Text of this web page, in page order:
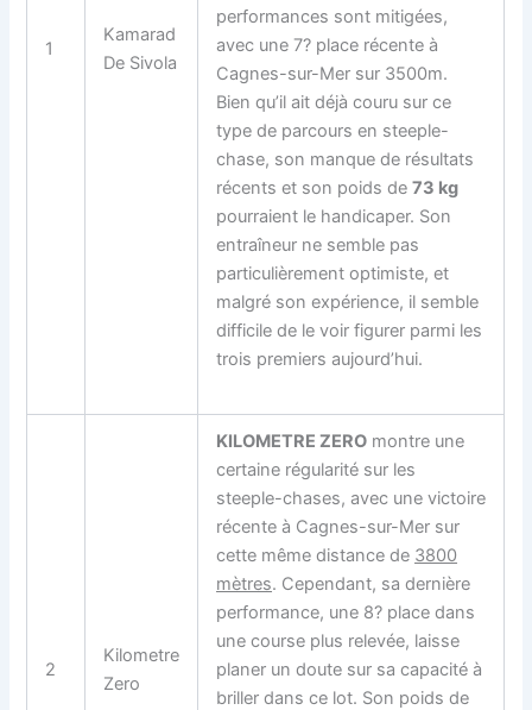
1
Kamarad
De Sivola
performances sont mitigées,
avec une 7? place récente à
Cagnes-sur-Mer sur 3500m.
Bien qu’il ait déjà couru sur ce
type de parcours en steeple-
chase, son manque de résultats
récents et son poids de73 kg
pourraient le handicaper. Son
entraîneur ne semble pas
particulièrement optimiste, et
malgré son expérience, il semble
difficile de le voir figurer parmi les
trois premiers aujourd’hui.
2
Kilometre
Zero
KILOMETRE ZERO montre une
certaine régularité sur les
steeple-chases, avec une victoire
récente à Cagnes-sur-Mer sur
cette même distance de 3800
mètres. Cependant, sa dernière
performance, une 8? place dans
une course plus relevée, laisse
planer un doute sur sa capacité à
briller dans ce lot. Son poids de